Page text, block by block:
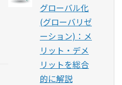
グローバル化
(グローバリゼ
ーション)：メ
リット・デメ
リットを総合
的に解説